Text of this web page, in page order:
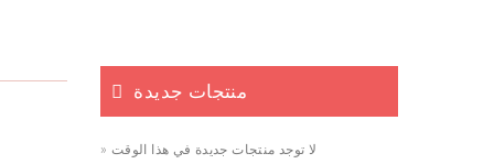
منتجات جديدة
» لا توجد منتجات جديدة في هذا الوقت